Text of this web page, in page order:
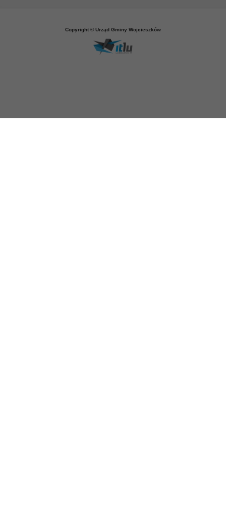
Copyright © Urząd Gminy Wojcieszków